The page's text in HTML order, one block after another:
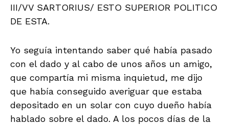
III/VV SARTORIUS/ ESTO SUPERIOR POLITICO
DE ESTA.
Yo seguía intentando saber qué había pasado
con el dado y al cabo de unos años un amigo,
que compartía mi misma inquietud, me dijo
que había conseguido averiguar que estaba
depositado en un solar con cuyo dueño había
hablado sobre el dado. A los pocos días de la